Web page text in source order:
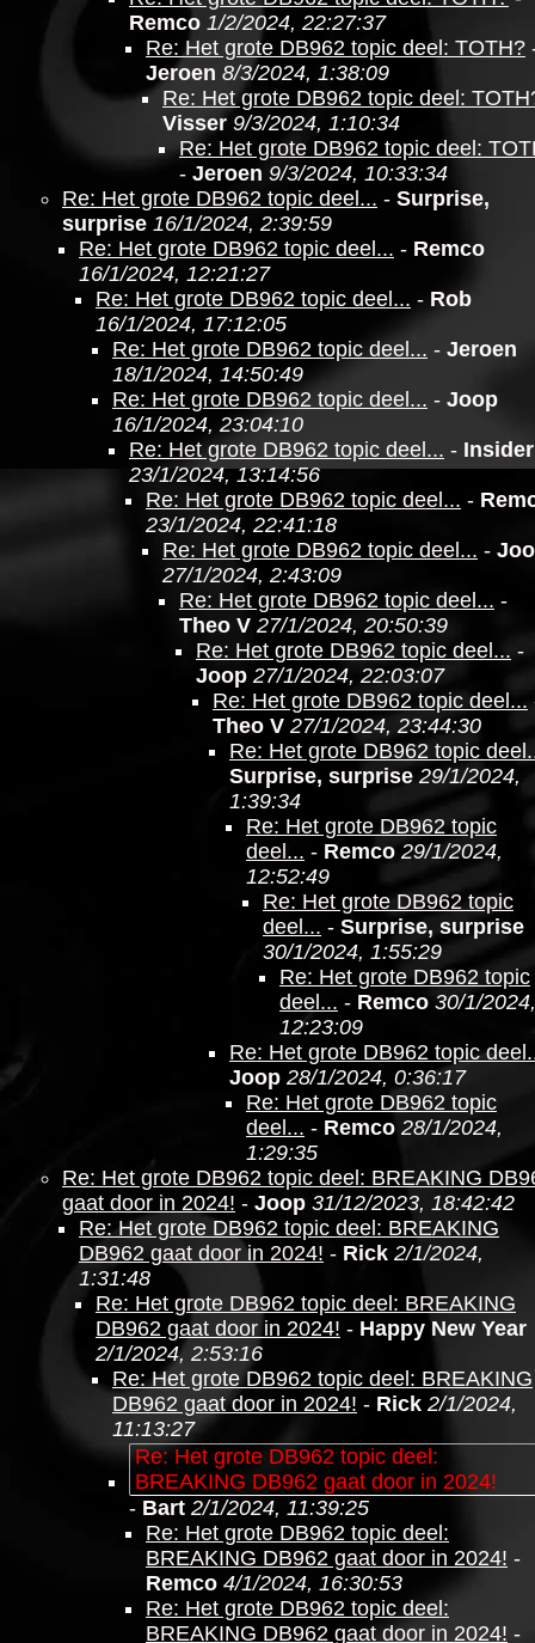
Remco 1/2/2024, 22:27:37
Re: Het grote DB962 topic deel: TOTH?
Jeroen 8/3/2024, 1:38:09
Re: Het grote DB962 topic deel:
Visser 9/3/2024, 1:10:34
Re: Het grote DB962 topic deel:
- Jeroen 9/3/2024, 10:33:34
Re: Het grote DB962 topic deel... - Surprise,
surprise 16/1/2024, 2:39:59
Re: Het grote DB962 topic deel... - Remco
16/1/2024, 12:21:27
Re: Het grote DB962 topic deel... - Rob
16/1/2024, 17:12:05
Re: Het grote DB962 topic deel... - Jeroen
18/1/2024, 14:50:49
Re: Het grote DB962 topic deel... - Joop
16/1/2024, 23:04:10
Re: Het grote DB962 topic deel... - Insider
23/1/2024, 13:14:56
Re: Het grote DB962 topic deel... -
23/1/2024, 22:41:18
Re: Het grote DB962 topic deel... -
27/1/2024, 2:43:09
Re: Het grote DB962 topic deel... -
Theo V 27/1/2024, 20:50:39
Re: Het grote DB962 topic deel... -
Joop 27/1/2024, 22:03:07
Re: Het grote DB962 topic deel...
Theo V 27/1/2024, 23:44:30
Re: Het grote DB962 topic
Surprise, surprise 29/1/2024,
1:39:34
Re: Het grote DB962 topic
deel... - Remco 29/1/2024,
12:52:49
Re: Het grote DB962 topic
deel... - Surprise, surprise
30/1/2024, 1:55:29
Re: Het grote DB962 topic
deel... - Remco 30/1/2024,
12:23:09
Re: Het grote DB962 topic
Joop 28/1/2024, 0:36:17
Re: Het grote DB962 topic
deel... - Remco 28/1/2024,
1:29:35
Re: Het grote DB962 topic deel: BREAKING
gaat door in 2024! - Joop 31/12/2023, 18:42:42
Re: Het grote DB962 topic deel: BREAKING
DB962 gaat door in 2024! - Rick 2/1/2024,
1:31:48
Re: Het grote DB962 topic deel: BREAKING
DB962 gaat door in 2024! - Happy New Year
2/1/2024, 2:53:16
Re: Het grote DB962 topic deel: BREAKING
DB962 gaat door in 2024! - Rick 2/1/2024,
11:13:27
Re: Het grote DB962 topic deel:
BREAKING DB962 gaat door in 2024!
- Bart 2/1/2024, 11:39:25
Re: Het grote DB962 topic deel:
BREAKING DB962 gaat door in 2024! -
Remco 4/1/2024, 16:30:53
Re: Het grote DB962 topic deel:
BREAKING DB962 gaat door in 2024! -